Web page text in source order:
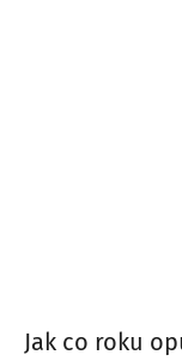
Jak co roku